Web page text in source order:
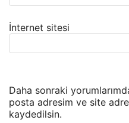
İnternet sitesi
Daha sonraki
posta adresim ve site
kaydedilsin.